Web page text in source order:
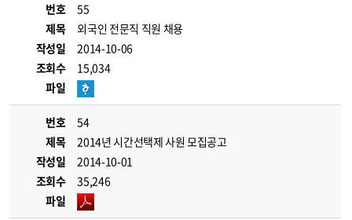
번호
55
제목
외국인 전문직 직원 채용
작성일
2014-10-06
조회수
15,034
파일
번호
54
제목
2014년 시간선택제 사원 모집공고
작성일
2014-10-01
조회수
35,246
파일